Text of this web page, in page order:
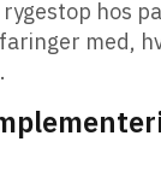
hos
med,